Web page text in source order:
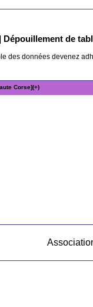
Dépouillement de
des données devenez
Corse](+)